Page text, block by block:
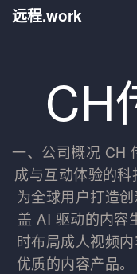
远程.work
CH
一、公司概况 CH
成与互动体验的
为全球用户打造
盖 AI 驱动的内容
时布局成人视频
优质的内容产品